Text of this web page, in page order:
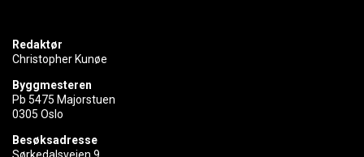
Redaktør
Christopher Kunøe
Byggmesteren
Pb 5475 Majorstuen
0305 Oslo
Besøksadresse